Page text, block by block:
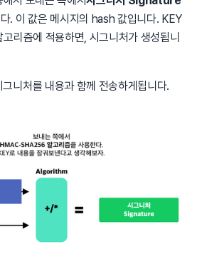
. 이 값은 메시지의 hash 값입니다. KEY
리즘에 적용하면, 시그니처가 생성됩니
니처를 내용과 함께 전송하게됩니다.